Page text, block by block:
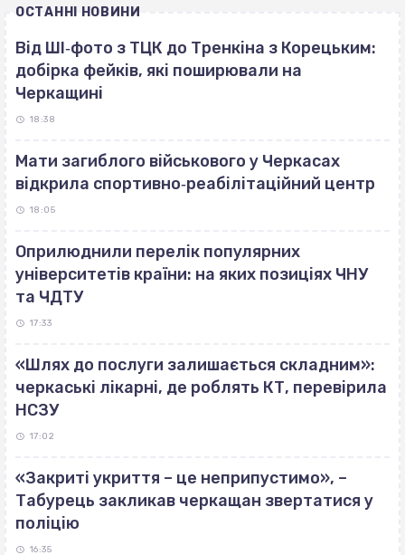
ОСТАННІ НОВИНИ
Від ШІ‐фото з ТЦК до Тренкіна з Корецьким:
добірка фейків, які поширювали на
Черкащині
18:38
Мати загиблого військового у Черкасах
відкрила спортивно‐реабілітаційний центр
18:05
Оприлюднили перелік популярних
університетів країни: на яких позиціях ЧНУ
та ЧДТУ
17:33
«Шлях до послуги залишається складним»:
черкаські лікарні, де роблять КТ, перевірила
НСЗУ
17:02
«Закриті укриття – це неприпустимо», –
Табурець закликав черкащан звертатися у
поліцію
16:35